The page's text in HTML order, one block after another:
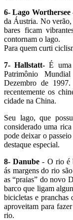
6- Lago Worthersee
da Áustria. No
bares ficam
contornam o lago.
Para quem curti
7- Hallstatt- É uma
Patrimônio
Dezembro de
recentemente os
cidade na China.
Seu lago, que
considerado uma
pode deixar o
destaque especial.
8- Danube - O rio é
ás margens do rio
as “praias” do novo
barco que ligam
bicicletas e pranchas
aproveitam para
rio.